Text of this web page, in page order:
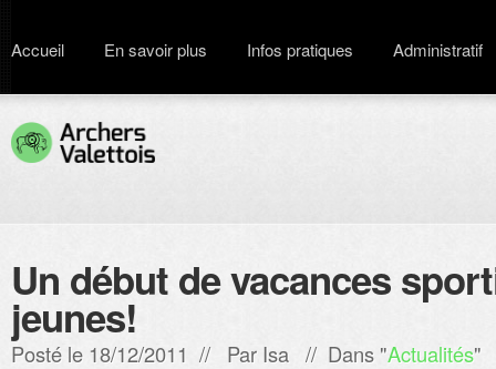
Accueil En savoir plus Infos pratiques Administratif
Un début de vacances
jeunes!
Posté le 18/12/2011 // Par Isa // Dans "Actualités"